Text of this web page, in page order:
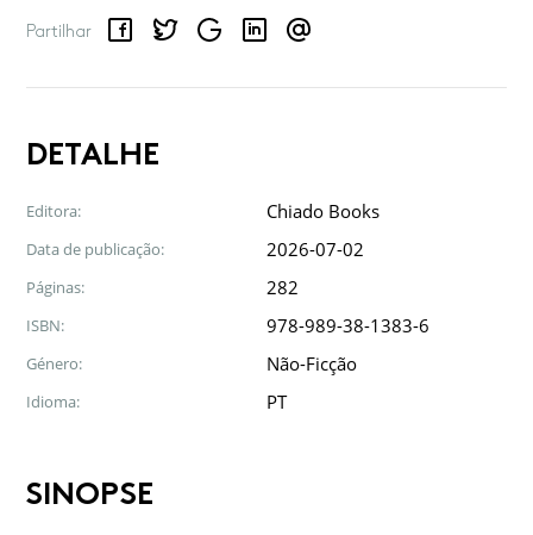
Partilhar
FacebookTwitterGoogle LinkedInEmail
DETALHE
Editora: Chiado Books
Data de publicação: 2026-07-02
Páginas: 282
ISBN: 978-989-38-1383-6
Género: Não-Ficção
Idioma: PT
SINOPSE